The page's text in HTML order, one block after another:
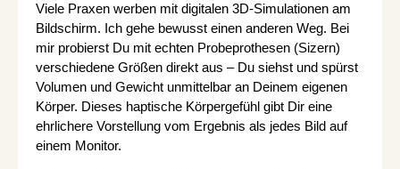
Viele Praxen werben mit digitalen 3D-Simulationen am
Bildschirm. Ich gehe bewusst einen anderen Weg. Bei
mir probierst Du mit echten Probeprothesen (Sizern)
verschiedene Größen direkt aus – Du siehst und spürst
Volumen und Gewicht unmittelbar an Deinem eigenen
Körper. Dieses haptische Körpergefühl gibt Dir eine
ehrlichere Vorstellung vom Ergebnis als jedes Bild auf
einem Monitor.